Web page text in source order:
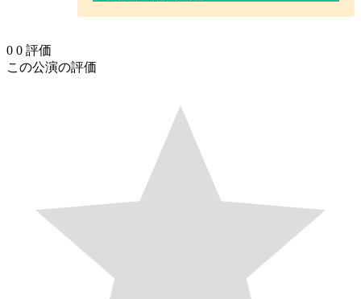
0 0 評価
この公演の評価